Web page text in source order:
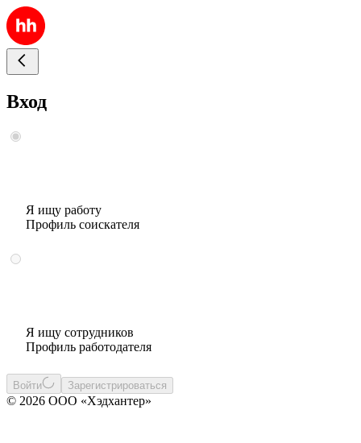
Вход
Я ищу работу
Профиль соискателя
Я ищу сотрудников
Профиль работодателя
Войти Зарегистрироваться
© 2026 ООО «Хэдхантер»